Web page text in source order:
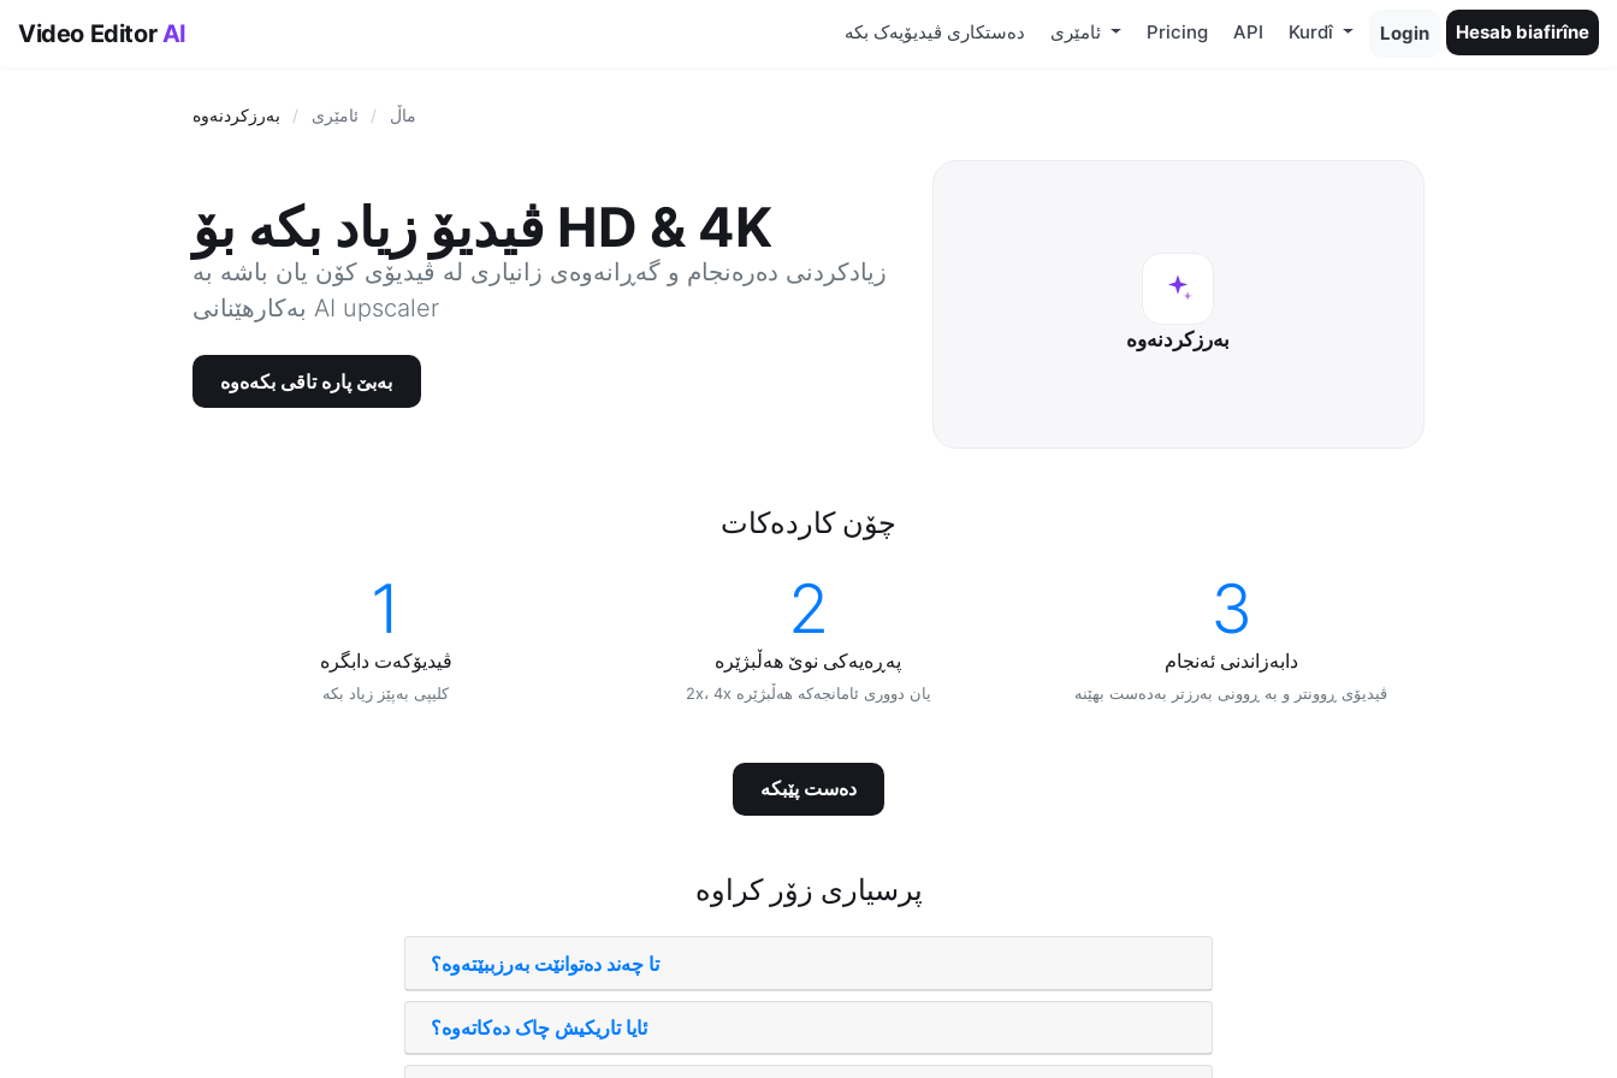
Video EditorAI دەستکاری ڤیدیۆیەک بکە Pricing API Kurdî Login Hesab biafirîne
ماڵ / ئامێری / بەرزکردنەوە
ڤیدیۆ زیاد بکە بۆ HD & 4K
زیادکردنی دەرەنجام و گەڕانەوەی زانیاری لە ڤیدیۆی کۆن یان باشە بە
بەکارهێنانی AI upscaler
بەبێ پارە تاقی بکەەوە
بەرزکردنەوە
چۆن کاردەکات
1
ڤیدیۆکەت دابگرە
کلیپی بەپێز زیاد بکە
2
2x، 4x یان دووری ئامانجەکە هەڵبژێرە
3
دابەزاندنی ئەنجام
ڤیدیۆی ڕوونتر و بە ڕوونی بەرزتر بەدەست بهێنە
دەست پێبکه
پرسیاری زۆر کراوە
تا چەند دەتوانێت بەرزببێتەوە؟
ئایا تاریکیش چاک دەکاتەوە؟